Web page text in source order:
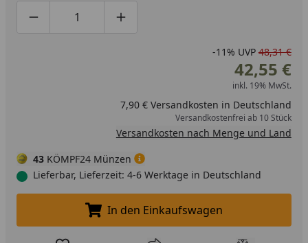
Produktmenge um eins verringern
Produktmenge manuell eingeben
Produktmenge um eins erhöhen
-11% UVP 48,31 €
42,55 €
inkl. 19% MwSt.
7,90 € Versandkosten in Deutschland
Versandkostenfrei ab 10 Stück
Versandkosten nach Menge und Land
43 KÖMPF24 Münzen
Lieferbar, Lieferzeit: 4-6 Werktage in Deutschland
In den Einkaufswagen legen
In den Einkaufswagen